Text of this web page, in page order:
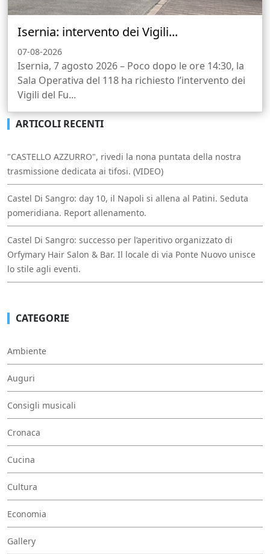
Isernia: intervento dei Vigili...
07-08-2026
Isernia, 7 agosto 2026 – Poco dopo le ore 14:30, la
Sala Operativa del 118 ha richiesto l’intervento dei
Vigili del Fu...
ARTICOLI RECENTI
"CASTELLO AZZURRO", rivedi la nona puntata della nostra
trasmissione dedicata ai tifosi. (VIDEO)
Castel Di Sangro: day 10, il Napoli si allena al Patini. Seduta
pomeridiana. Report allenamento.
Castel Di Sangro: successo per l’aperitivo organizzato di
Orfymary Hair Salon & Bar. Il locale di via Ponte Nuovo unisce
lo stile agli eventi.
CATEGORIE
Ambiente
Auguri
Consigli musicali
Cronaca
Cucina
Cultura
Economia
Gallery